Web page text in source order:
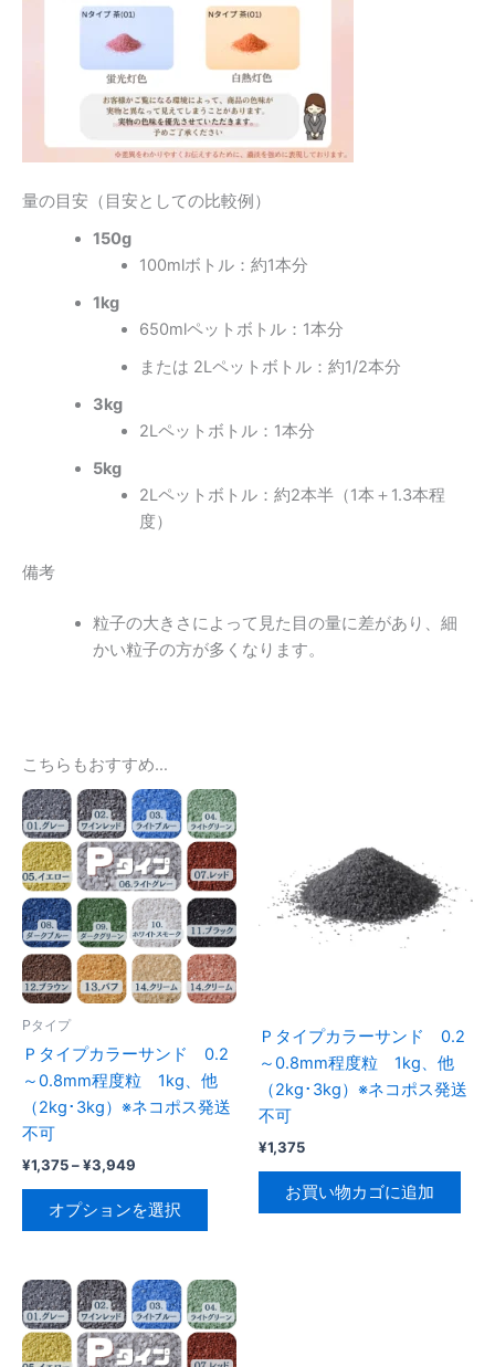
量の目安（目安としての比較例）
150g
100mlボトル：約1本分
1kg
650mlペットボトル：1本分
または 2Lペットボトル：約1/2本分
3kg
2Lペットボトル：1本分
5kg
2Lペットボトル：約2本半（1本＋1.3本程
度）
備考
粒子の大きさによって見た目の量に差があり、細
かい粒子の方が多くなります。
こちらもおすすめ…
Pタイプ
Ｐタイプカラーサンド 0.2
～0.8mm程度粒 1kg、他
（2kg･3kg）※ネコポス発送
不可
¥1,375–¥3,949
帯:
¥1,375
オプションを選択
こ
に
は
複
Ｐタイプカラーサンド 0.2
～0.8mm程度粒 1kg、他
（2kg･3kg）※ネコポス発送
不可
¥1,375
お買い物カゴに追加